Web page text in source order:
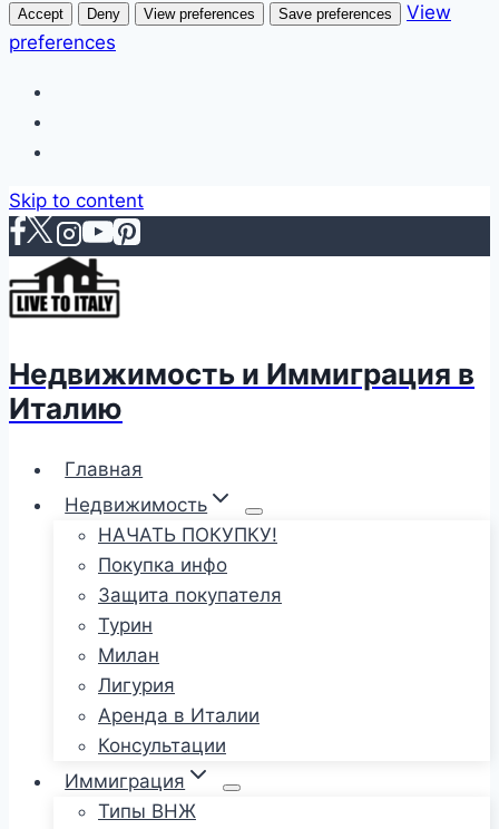
Accept Deny View preferences Save preferences
View
preferences
Skip to content
Недвижимость и Иммиграция в
Италию
Главная
Недвижимость
НАЧАТЬ ПОКУПКУ!
Покупка инфо
Защита покупателя
Турин
Милан
Лигурия
Аренда в Италии
Консультации
Иммиграция
Типы ВНЖ